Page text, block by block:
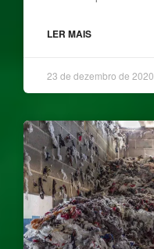
LER MAIS
23 de dezembro de 2020